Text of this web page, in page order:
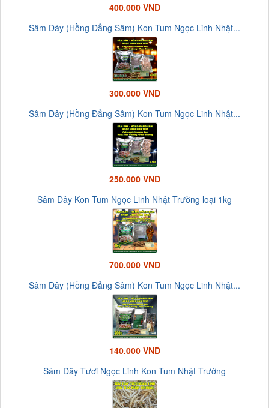
400.000 VND
Sâm Dây (Hồng Đẳng Sâm) Kon Tum Ngọc Linh Nhật...
300.000 VND
Sâm Dây (Hồng Đẳng Sâm) Kon Tum Ngọc Linh Nhật...
250.000 VND
Sâm Dây Kon Tum Ngọc Linh Nhật Trường loại 1kg
700.000 VND
Sâm Dây (Hồng Đẳng Sâm) Kon Tum Ngọc Linh Nhật...
140.000 VND
Sâm Dây Tươi Ngọc Linh Kon Tum Nhật Trường